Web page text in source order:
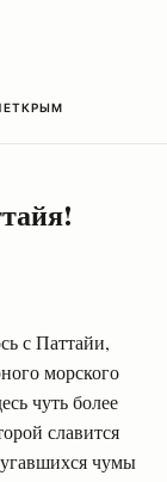
КРЫМ
с Паттайи,
морского
чуть более
славится
чумы